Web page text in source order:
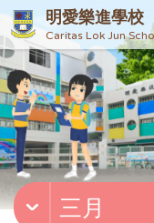
明愛樂進學校
Caritas Lok Jun
三月